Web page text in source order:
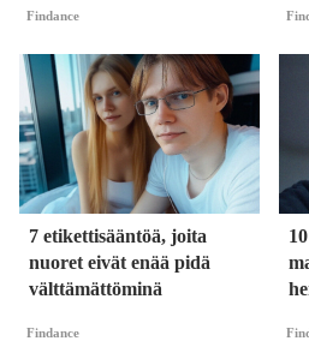
Findance
7 etikettisääntöä, joita
nuoret eivät enää pidä
välttämättöminä
Findance